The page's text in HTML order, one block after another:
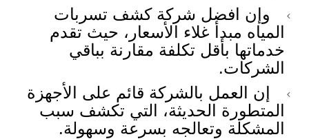
وإن افضل شركة كشف تسربات
المياه مبدأ غلاء الأسعار، حيث تقدم
خدماتها بأقل تكلفة مقارنة بباقي
الشركات.
إن العمل بالشركة قائم على الأجهزة
المتطورة الحديثة، التي تكشف سبب
المشكلة وتعالجه بسرعة وسهولة.